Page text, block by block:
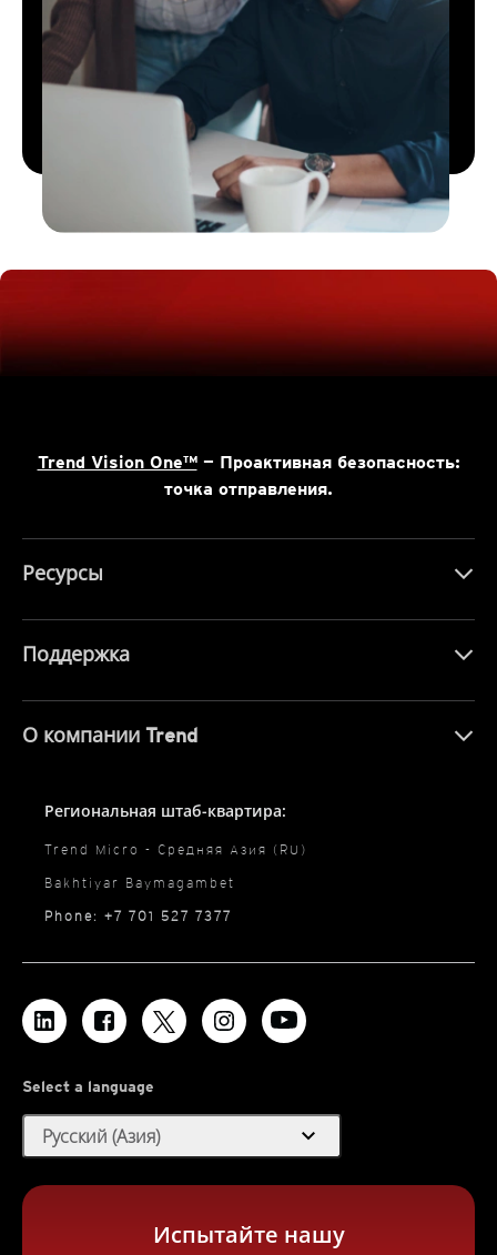
Trend Vision One™— Проактивная безопасность:
точка отправления.
Ресурсы
Поддержка
О компании Trend
Региональная штаб-квартира:
Trend Micro - Средняя Азия (RU)
Bakhtiyar Baymagambet
Phone: +7 701 527 7377
Select a language
Русский (Азия) expand_more
Испытайте нашу